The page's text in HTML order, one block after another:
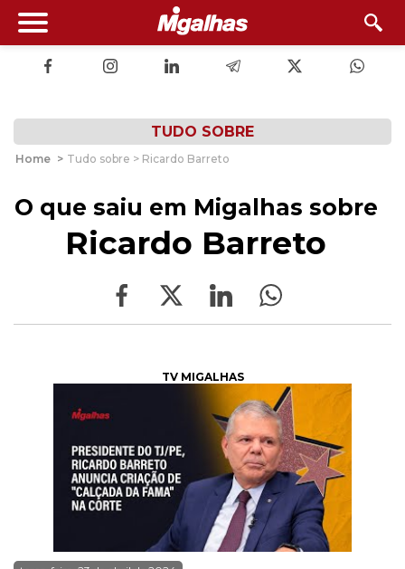
TUDO SOBRE
Home > Tudo sobre > Ricardo Barreto
O que saiu em Migalhas sobre
Ricardo Barreto
TV MIGALHAS